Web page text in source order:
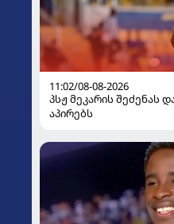
11:02/08-08-2026
პსჟ მეკარის შეძენას
აპირებს